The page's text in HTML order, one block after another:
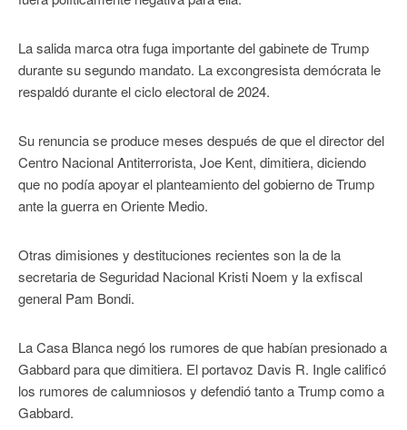
La salida marca otra fuga importante del gabinete de Trump
durante su segundo mandato. La excongresista demócrata le
respaldó durante el ciclo electoral de 2024.
Su renuncia se produce meses después de que el director del
Centro Nacional Antiterrorista, Joe Kent, dimitiera, diciendo
que no podía apoyar el planteamiento del gobierno de Trump
ante la guerra en Oriente Medio.
Otras dimisiones y destituciones recientes son la de la
secretaria de Seguridad Nacional Kristi Noem y la exfiscal
general Pam Bondi.
La Casa Blanca negó los rumores de que habían presionado a
Gabbard para que dimitiera. El portavoz Davis R. Ingle calificó
los rumores de calumniosos y defendió tanto a Trump como a
Gabbard.